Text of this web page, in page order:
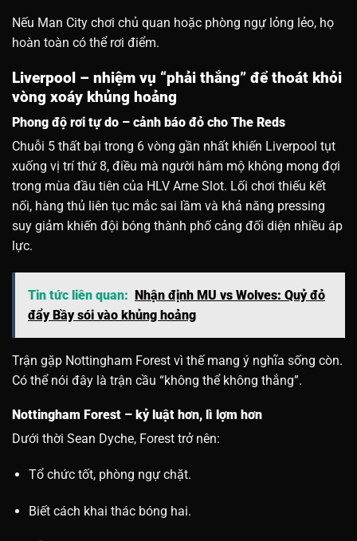
Nếu Man City chơi chủ quan hoặc phòng ngự lỏng lẻo, họ
hoàn toàn có thể rơi điểm.
Liverpool – nhiệm vụ “phải thắng” để thoát khỏi
vòng xoáy khủng hoảng
Phong độ rơi tự do – cảnh báo đỏ cho The Reds
Chuỗi 5 thất bại trong 6 vòng gần nhất khiến Liverpool tụt
xuống vị trí thứ 8, điều mà người hâm mộ không mong đợi
trong mùa đầu tiên của HLV Arne Slot. Lối chơi thiếu kết
nối, hàng thủ liên tục mắc sai lầm và khả năng pressing
suy giảm khiến đội bóng thành phố cảng đối diện nhiều áp
lực.
Tin tức liên quan: Nhận định MU vs Wolves: Quỷ đỏ
đẩy Bầy sói vào khủng hoảng
Trận gặp Nottingham Forest vì thế mang ý nghĩa sống còn.
Có thể nói đây là trận cầu “không thể không thắng”.
Nottingham Forest – kỷ luật hơn, lì lợm hơn
Dưới thời Sean Dyche, Forest trở nên:
Tổ chức tốt, phòng ngự chặt.
Biết cách khai thác bóng hai.